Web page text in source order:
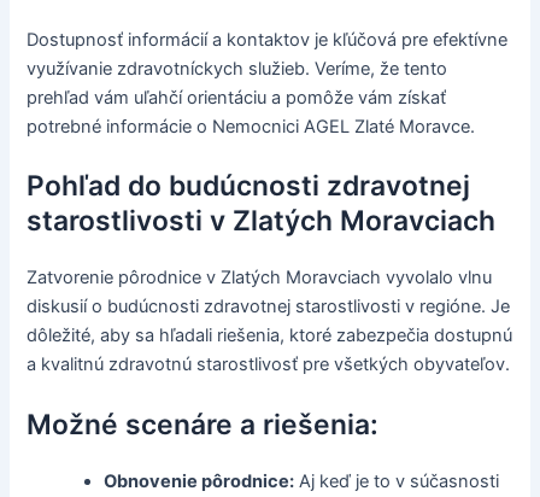
Dostupnosť informácií a kontaktov je kľúčová pre efektívne
využívanie zdravotníckych služieb. Veríme, že tento
prehľad vám uľahčí orientáciu a pomôže vám získať
potrebné informácie o Nemocnici AGEL Zlaté Moravce.
Pohľad do budúcnosti zdravotnej
starostlivosti v Zlatých Moravciach
Zatvorenie pôrodnice v Zlatých Moravciach vyvolalo vlnu
diskusií o budúcnosti zdravotnej starostlivosti v regióne. Je
dôležité, aby sa hľadali riešenia, ktoré zabezpečia dostupnú
a kvalitnú zdravotnú starostlivosť pre všetkých obyvateľov.
Možné scenáre a riešenia:
Obnovenie pôrodnice: Aj keď je to v súčasnosti